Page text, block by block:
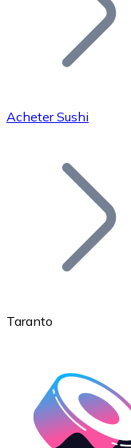
Bitcoin
Ethereum
ETH
Acheter Sushi
Taranto